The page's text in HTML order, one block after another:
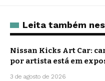
Leita também
Nissan Kicks Art Car:
por artista está em
3 de agosto de 2026